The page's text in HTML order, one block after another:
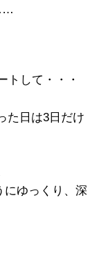
トして・・・
た日は3日だけ
にゆっくり、深